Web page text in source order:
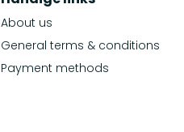
About us
General terms & conditions
Payment methods